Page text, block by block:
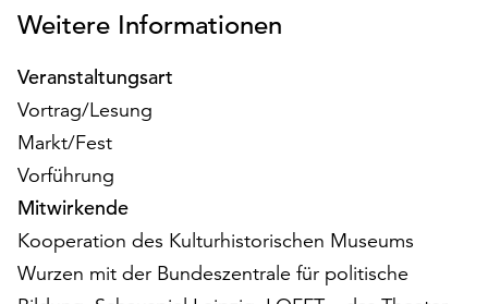
anpassen,
erreichen
Sie
die
Einstellungen
über
die
Schaltfläche
„Auswählen“.
Weitere
Informationen
Weitere Informationen
Veranstaltungsart
Vortrag/Lesung
Markt/Fest
Vorführung
Mitwirkende
Kooperation des Kulturhistorischen Museums
Wurzen mit der Bundeszentrale für politische